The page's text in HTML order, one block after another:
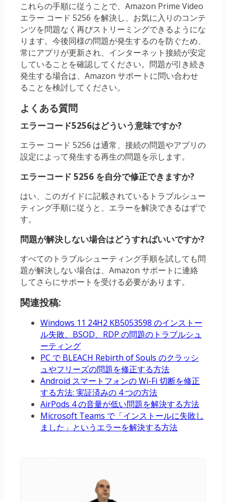
これらの手順に従うことで、Amazon Prime Video
エラー コード 5256 を解決し、お気に入りのコンテ
ンツを問題なく再びストリーミングできるようにな
ります。今後同様の問題が発生するのを防ぐため、
常にアプリが更新され、インターネット接続が安定
していることを確認してください。問題が引き続き
発生する場合は、Amazon サポートに問い合わせ
ることを検討してください。
よくある質問
エラーコード5256はどういう意味ですか?
エラー コード 5256 は通常、接続の問題やアプリの
設定によって発生する再生の問題を示します。
エラーコード 5256 を自分で修正できますか?
はい、このガイドに記載されているトラブルシュー
ティング手順に従うと、エラーを解決できるはずで
す。
問題が解決しない場合はどうすればいいですか?
すべてのトラブルシューティング手順を試しても問
題が解決しない場合は、Amazon サポートに連絡
してさらにサポートを受ける必要があります。
関連投稿:
Windows 11 24H2 KB5053598 のインストー
ル失敗、BSOD、RDP の問題のトラブルシュ
ーティング
PC で BLEACH Rebirth of Souls のクラッシ
ュやフリーズの問題を修正する方法
Android スマートフォンの Wi-Fi 切断を修正
する方法: 実証済みの 4 つの方法
AirPods 4 の音量が低い問題を解決する方法
Microsoft Teams で「インストールに失敗し
ました」というエラーを解決する方法